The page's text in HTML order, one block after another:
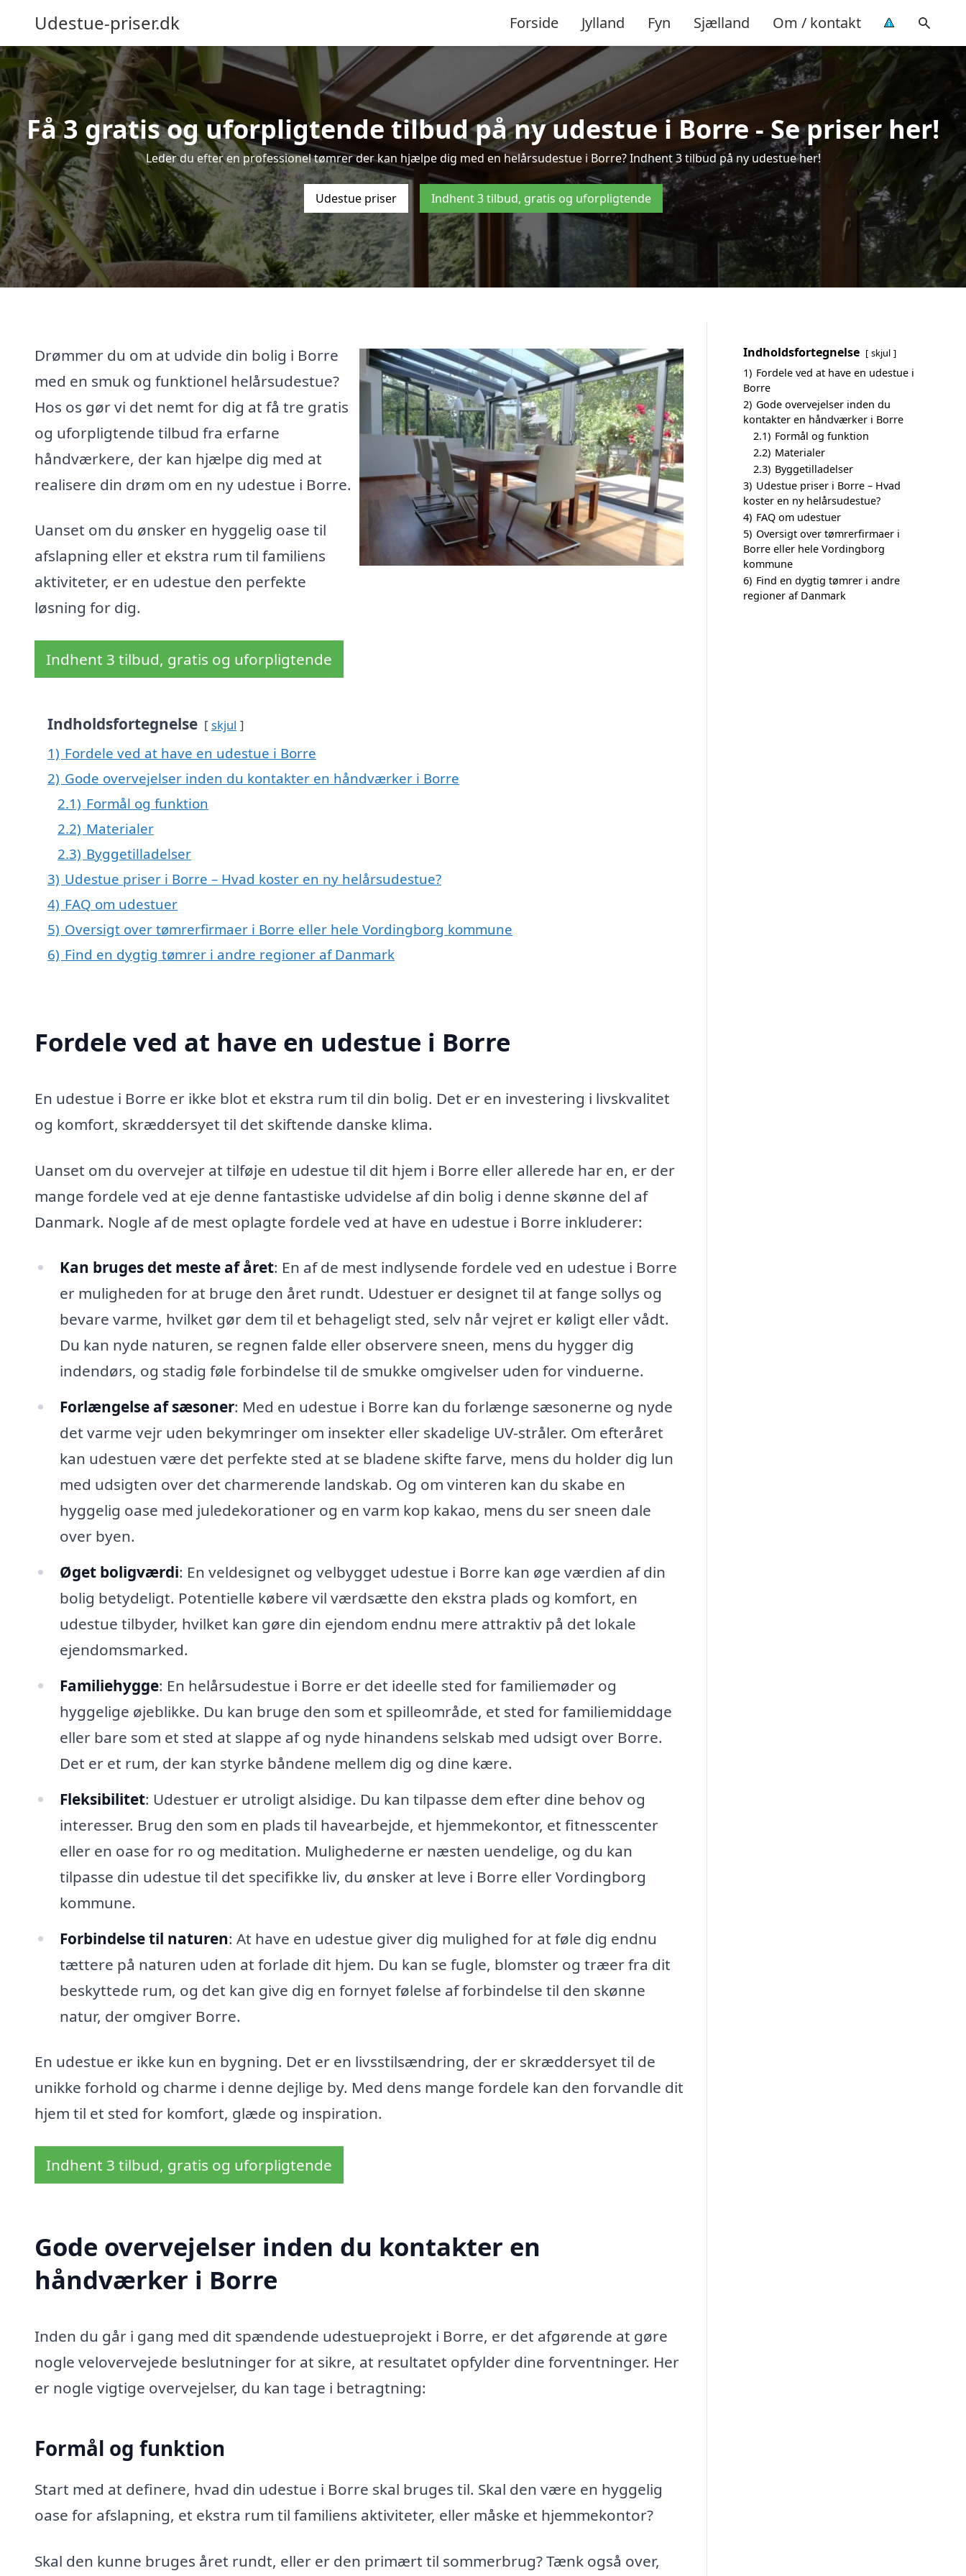
Udestue-priser.dk Forside Jylland Fyn Sjælland Om / kontakt
Få 3 gratis og uforpligtende tilbud på ny udestue i Borre - Se priser her!
Leder du efter en professionel tømrer der kan hjælpe dig med en helårsudestue i Borre? Indhent 3 tilbud på ny udestue her!
Udestue priser Indhent 3 tilbud, gratis og uforpligtende
Drømmer du om at udvide din bolig i Borre
med en smuk og funktionel helårsudestue?
Hos os gør vi det nemt for dig at få tre gratis
og uforpligtende tilbud fra erfarne
håndværkere, der kan hjælpe dig med at
realisere din drøm om en ny udestue i Borre.
Uanset om du ønsker en hyggelig oase til
afslapning eller et ekstra rum til familiens
aktiviteter, er en udestue den perfekte
løsning for dig.
Indhent 3 tilbud, gratis og uforpligtende
Indholdsfortegnelse skjul
1) Fordele ved at have en udestue i Borre
2) Gode overvejelser inden du kontakter en håndværker i Borre
2.1) Formål og funktion
2.2) Materialer
2.3) Byggetilladelser
3) Udestue priser i Borre – Hvad koster en ny helårsudestue?
4) FAQ om udestuer
5) Oversigt over tømrerfirmaer i Borre eller hele Vordingborg kommune
6) Find en dygtig tømrer i andre regioner af Danmark
Fordele ved at have en udestue i Borre
En udestue i Borre er ikke blot et ekstra rum til din bolig. Det er en investering i livskvalitet
og komfort, skræddersyet til det skiftende danske klima.
Uanset om du overvejer at tilføje en udestue til dit hjem i Borre eller allerede har en, er der
mange fordele ved at eje denne fantastiske udvidelse af din bolig i denne skønne del af
Danmark. Nogle af de mest oplagte fordele ved at have en udestue i Borre inkluderer:
Kan bruges det meste af året: En af de mest indlysende fordele ved en udestue i Borre
er muligheden for at bruge den året rundt. Udestuer er designet til at fange sollys og
bevare varme, hvilket gør dem til et behageligt sted, selv når vejret er køligt eller vådt.
Du kan nyde naturen, se regnen falde eller observere sneen, mens du hygger dig
indendørs, og stadig føle forbindelse til de smukke omgivelser uden for vinduerne.
Forlængelse af sæsoner: Med en udestue i Borre kan du forlænge sæsonerne og nyde
det varme vejr uden bekymringer om insekter eller skadelige UV-stråler. Om efteråret
kan udestuen være det perfekte sted at se bladene skifte farve, mens du holder dig lun
med udsigten over det charmerende landskab. Og om vinteren kan du skabe en
hyggelig oase med juledekorationer og en varm kop kakao, mens du ser sneen dale
over byen.
Øget boligværdi: En veldesignet og velbygget udestue i Borre kan øge værdien af din
bolig betydeligt. Potentielle købere vil værdsætte den ekstra plads og komfort, en
udestue tilbyder, hvilket kan gøre din ejendom endnu mere attraktiv på det lokale
ejendomsmarked.
Familiehygge: En helårsudestue i Borre er det ideelle sted for familiemøder og
hyggelige øjeblikke. Du kan bruge den som et spilleområde, et sted for familiemiddage
eller bare som et sted at slappe af og nyde hinandens selskab med udsigt over Borre.
Det er et rum, der kan styrke båndene mellem dig og dine kære.
Fleksibilitet: Udestuer er utroligt alsidige. Du kan tilpasse dem efter dine behov og
interesser. Brug den som en plads til havearbejde, et hjemmekontor, et fitnesscenter
eller en oase for ro og meditation. Mulighederne er næsten uendelige, og du kan
tilpasse din udestue til det specifikke liv, du ønsker at leve i Borre eller Vordingborg
kommune.
Forbindelse til naturen: At have en udestue giver dig mulighed for at føle dig endnu
tættere på naturen uden at forlade dit hjem. Du kan se fugle, blomster og træer fra dit
beskyttede rum, og det kan give dig en fornyet følelse af forbindelse til den skønne
natur, der omgiver Borre.
En udestue er ikke kun en bygning. Det er en livsstilsændring, der er skræddersyet til de
unikke forhold og charme i denne dejlige by. Med dens mange fordele kan den forvandle dit
hjem til et sted for komfort, glæde og inspiration.
Indhent 3 tilbud, gratis og uforpligtende
Gode overvejelser inden du kontakter en
håndværker i Borre
Inden du går i gang med dit spændende udestueprojekt i Borre, er det afgørende at gøre
nogle velovervejede beslutninger for at sikre, at resultatet opfylder dine forventninger. Her
er nogle vigtige overvejelser, du kan tage i betragtning:
Formål og funktion
Start med at definere, hvad din udestue i Borre skal bruges til. Skal den være en hyggelig
oase for afslapning, et ekstra rum til familiens aktiviteter, eller måske et hjemmekontor?
Skal den kunne bruges året rundt, eller er den primært til sommerbrug? Tænk også over,
Indholdsfortegnelse skjul
1) Fordele ved at have en udestue i
Borre
2) Gode overvejelser inden du
kontakter en håndværker i Borre
2.1) Formål og funktion
2.2) Materialer
2.3) Byggetilladelser
3) Udestue priser i Borre – Hvad
koster en ny helårsudestue?
4) FAQ om udestuer
5) Oversigt over tømrerfirmaer i
Borre eller hele Vordingborg
kommune
6) Find en dygtig tømrer i andre
regioner af Danmark